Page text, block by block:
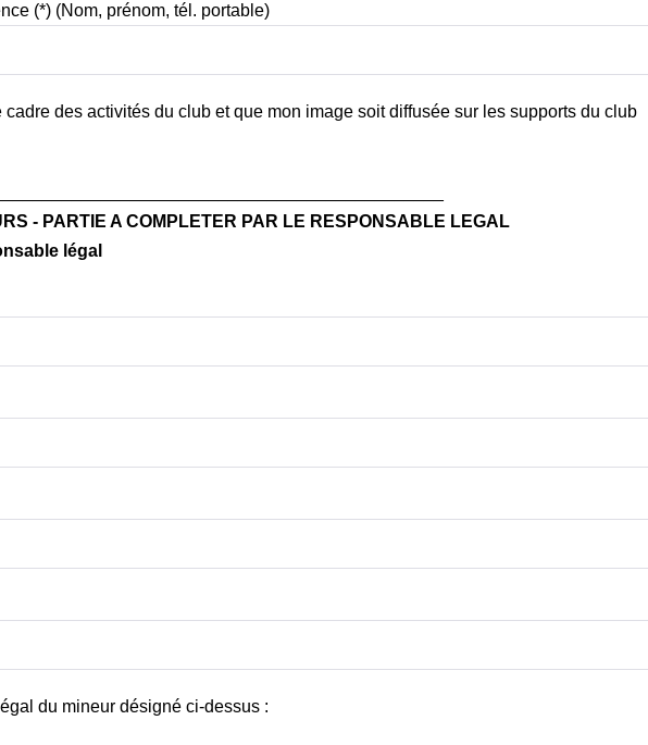
(*) (Nom, prénom, tél. portable)
des activités du club et que mon image soit diffusée sur les supports du club
- PARTIE A COMPLETER PAR LE RESPONSABLE LEGAL
légal
du mineur désigné ci-dessus :